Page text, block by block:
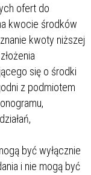
ofert do
kwocie środków
kwoty niższej
się o środki
z podmiotem
być wyłącznie
i nie mogą być